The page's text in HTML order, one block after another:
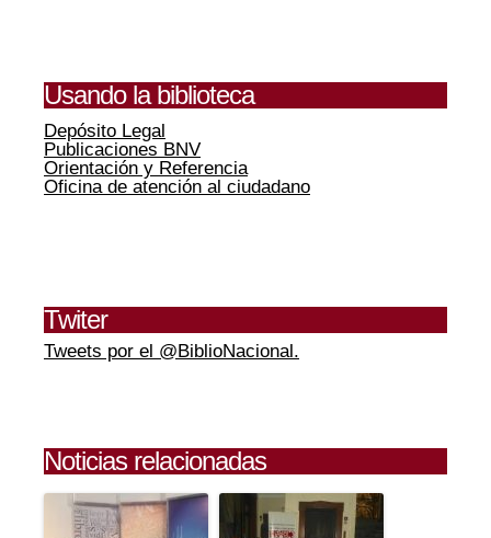
Usando la biblioteca
Depósito Legal
Publicaciones BNV
Orientación y Referencia
Oficina de atención al ciudadano
Twiter
Tweets por el @BiblioNacional.
Noticias relacionadas